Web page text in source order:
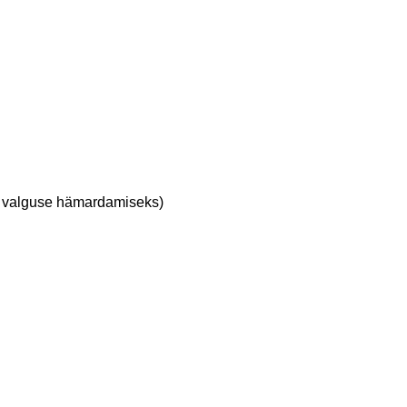
hämardamiseks)